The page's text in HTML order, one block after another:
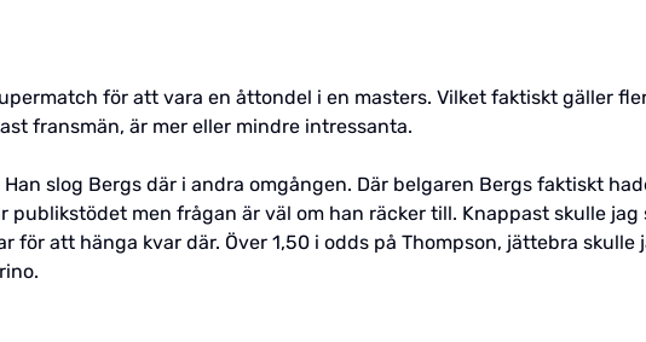
för att vara en åttondel i en masters. Vilket faktiskt gäller
fransmän, är mer eller mindre intressanta.
slog Bergs där i andra omgången. Där belgaren Bergs faktiskt
publikstödet men frågan är väl om han räcker till. Knappast skulle jag
för att hänga kvar där. Över 1,50 i odds på Thompson, jättebra skulle